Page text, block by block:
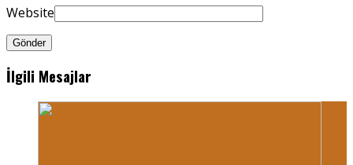
Website
İlgili Mesajlar